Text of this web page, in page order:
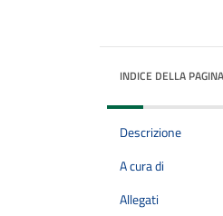
INDICE DELLA PAGINA
Descrizione
A cura di
Allegati